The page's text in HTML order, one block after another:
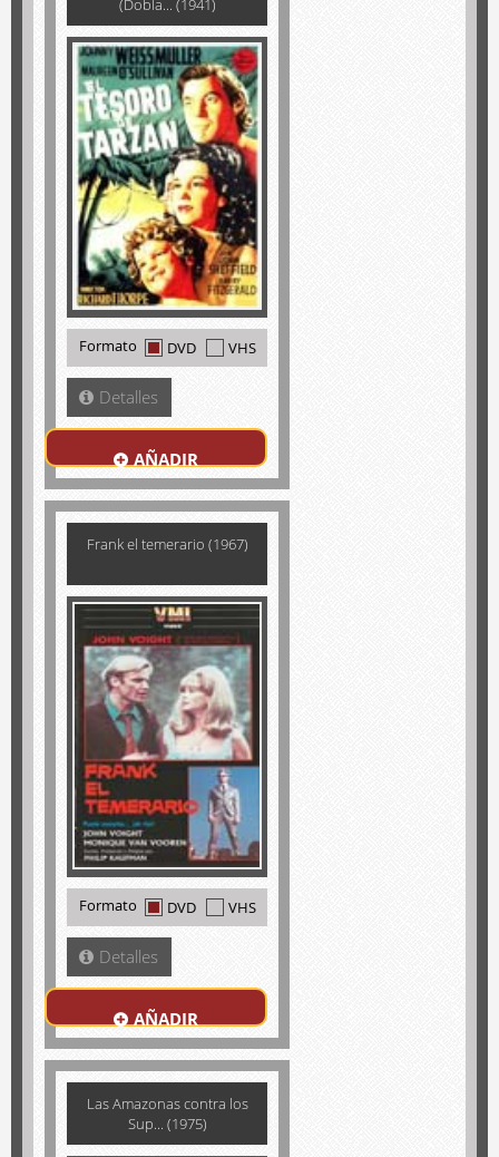
(Dobla... (1941)
Formato DVD VHS
Detalles
AÑADIR
Frank el temerario (1967)
Formato DVD VHS
Detalles
AÑADIR
Las Amazonas contra los
Sup... (1975)